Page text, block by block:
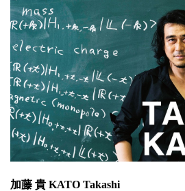
加藤 貴 KATO Takashi